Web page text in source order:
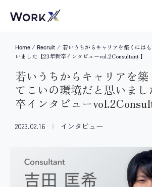
Home / Recruit / 若いうちからキャリアを築くには
いました【23年新卒インタビューvol.2Consultant 】
若いうちからキャリアを築
てこいの環境だと思いま
卒インタビュー
2023.02.16 インタビュー